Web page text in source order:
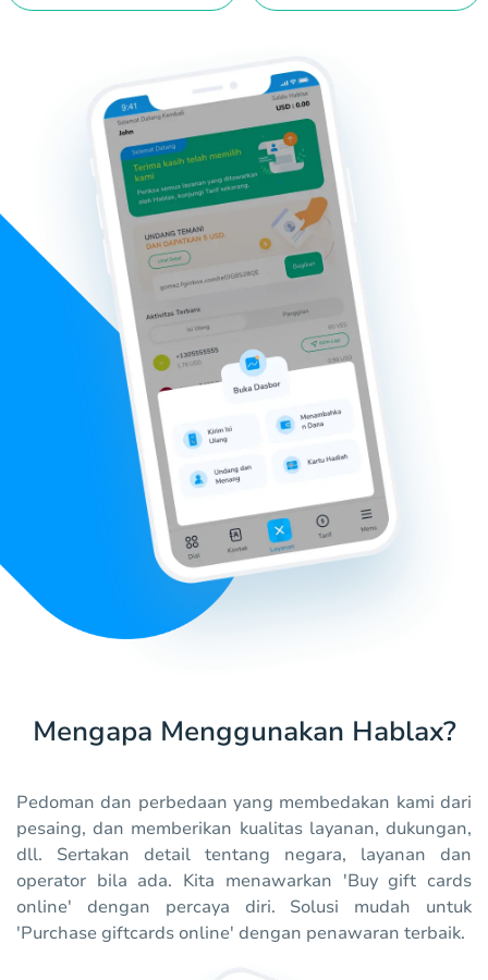
Mengapa Menggunakan Hablax?
Pedoman dan perbedaan yang membedakan kami dari
pesaing, dan memberikan kualitas layanan, dukungan,
dll. Sertakan detail tentang negara, layanan dan
operator bila ada. Kita menawarkan 'Buy gift cards
online' dengan percaya diri. Solusi mudah untuk
'Purchase giftcards online' dengan penawaran terbaik.